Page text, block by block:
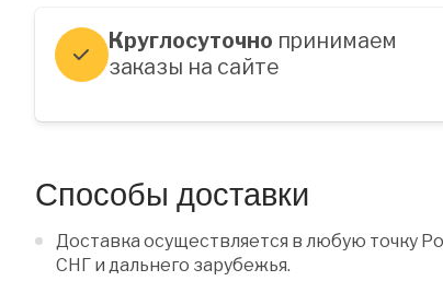
Круглосуточно принимаем
заказы на сайте
Способы доставки
Доставка осуществляется в любую точку
СНГ и дальнего зарубежья.